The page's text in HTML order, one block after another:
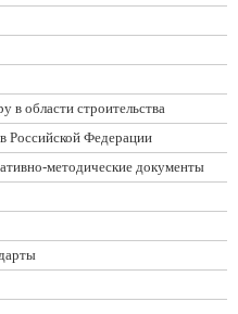
в области строительства
Российской Федерации
методические документы